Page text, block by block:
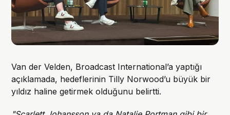
Van der Velden, Broadcast International’a yaptığı
açıklamada, hedeflerinin Tilly Norwood’u büyük bir
yıldız haline getirmek olduğunu belirtti.